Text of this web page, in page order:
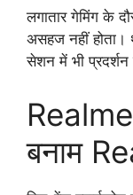
लगातार गेमिंग के
असहज नहीं होता।
सेशन में भी प्रदर्शन
बनाम